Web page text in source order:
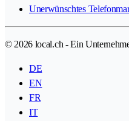
Unerwünschtes
© 2026 local.ch - Ein
DE
EN
FR
IT